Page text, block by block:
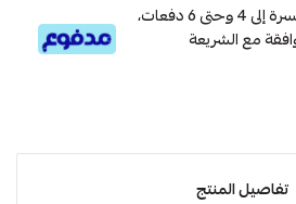
قسم دفعاتك بطريقة ميسرة إلى 4 وحتى 6 دفعات،
مع الشريعة
تفاصيل المنتج